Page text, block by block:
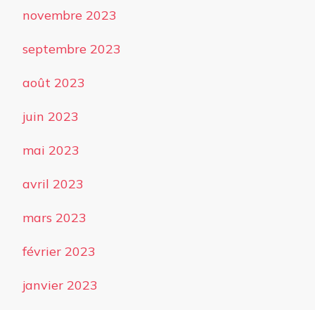
novembre 2023
septembre 2023
août 2023
juin 2023
mai 2023
avril 2023
mars 2023
février 2023
janvier 2023